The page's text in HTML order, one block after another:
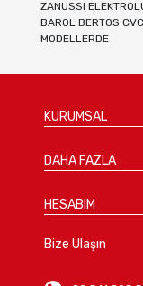
ZANUSSI
BAROL BERTOS
MODELLERDE
KURUMSAL
DAHA FAZLA
HESABIM
Bize Ulaşın